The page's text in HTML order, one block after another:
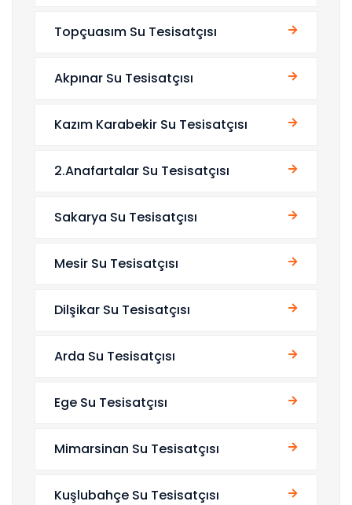
Topçuasım Su Tesisatçısı
Akpınar Su Tesisatçısı
Kazım Karabekir Su Tesisatçısı
2.Anafartalar Su Tesisatçısı
Sakarya Su Tesisatçısı
Mesir Su Tesisatçısı
Dilşikar Su Tesisatçısı
Arda Su Tesisatçısı
Ege Su Tesisatçısı
Mimarsinan Su Tesisatçısı
Kuşlubahçe Su Tesisatçısı